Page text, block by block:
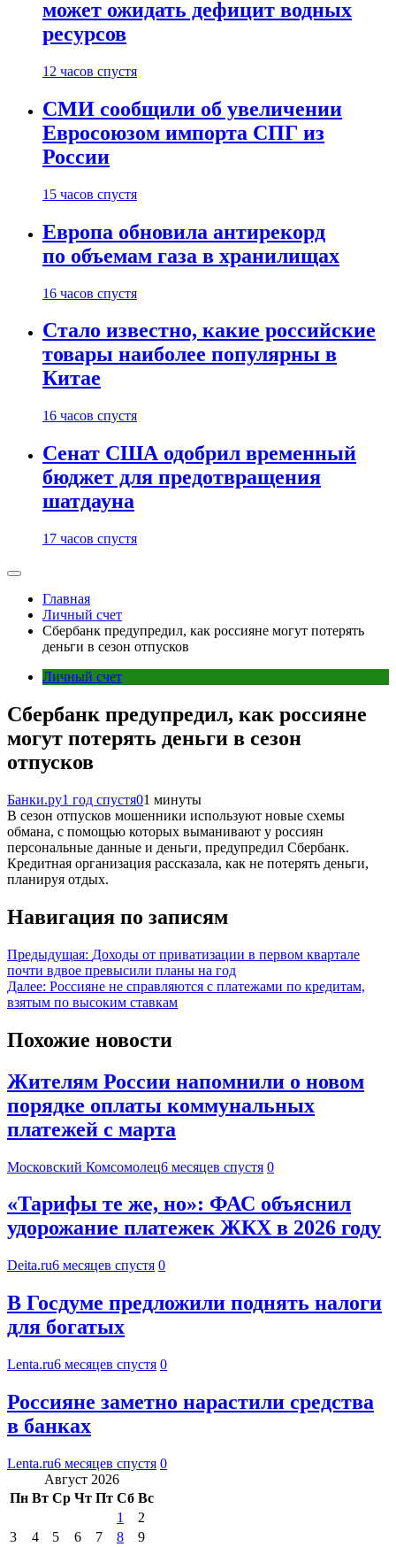
может ожидать дефицит водных
ресурсов
12 часов спустя
СМИ сообщили об увеличении
Евросоюзом импорта СПГ из
России
15 часов спустя
Европа обновила антирекорд
по объемам газа в хранилищах
16 часов спустя
Стало известно, какие российские
товары наиболее популярны в
Китае
16 часов спустя
Сенат США одобрил временный
бюджет для предотвращения
шатдауна
17 часов спустя
Главная
Личный счет
Сбербанк предупредил, как россияне могут потерять
деньги в сезон отпусков
Личный счет
Сбербанк предупредил, как россияне
могут потерять деньги в сезон
отпусков
Банки.ру1 год спустя01 минуты
В сезон отпусков мошенники используют новые схемы
обмана, с помощью которых выманивают у россиян
персональные данные и деньги, предупредил Сбербанк.
Кредитная организация рассказала, как не потерять деньги,
планируя отдых.
Навигация по записям
Предыдущая: Доходы от приватизации в первом квартале
почти вдвое превысили планы на год
Далее: Россияне не справляются с платежами по кредитам,
взятым по высоким ставкам
Похожие новости
Жителям России напомнили о новом
порядке оплаты коммунальных
платежей с марта
Московский Комсомолец6 месяцев спустя 0
«Тарифы те же, но»: ФАС объяснил
удорожание платежек ЖКХ в 2026 году
Deita.ru6 месяцев спустя 0
В Госдуме предложили поднять налоги
для богатых
Lenta.ru6 месяцев спустя 0
Россияне заметно нарастили средства
в банках
Lenta.ru6 месяцев спустя 0
Август 2026
Пн Вт Ср Чт Пт Сб Вс
1
2
3
4 5 6 7 8
9